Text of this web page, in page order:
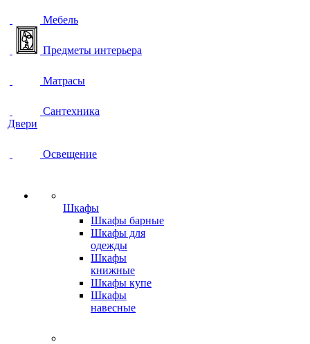
Мебель
Предметы интерьера
Матрасы
Сантехника
Двери
Освещение
Шкафы
Шкафы барные
Шкафы для
одежды
Шкафы
книжные
Шкафы купе
Шкафы
навесные